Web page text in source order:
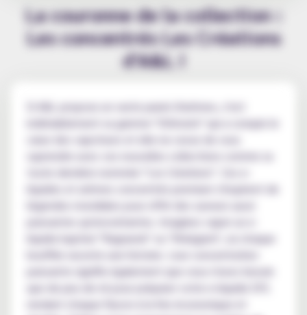
La couronne de la collection :
Les concentrés Les Créations
d'A&L !
Si A&L propose un vaste panel d'arômes, c'est
indéniablement sa gamme "Ultimate" qui a conquis le
cœur des vapoteurs et elle ne cesse de vous
suprendre avec ces nouvelles collections comme sa
liquides et arômes concentrés premium s'inspirent de
puissantes qu'envoûtantes. Imaginez vaper un e-
liquide baptisé "Ragnarok" ou "Shinigami", où chaque
puissante signifie également que vous n'avez besoin
que de peu de ml pour préparer votre e-liquide DIY,
rendant chaque flacon à la fois économique et